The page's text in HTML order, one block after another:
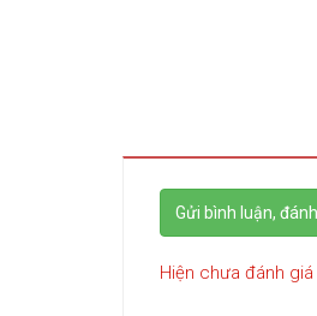
Gửi bình luận,
Hiện chưa đánh